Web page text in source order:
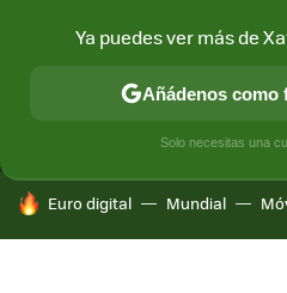
MÓVIL Y
HOY SE HABLA DE
Euro digital Mundial
Ya puedes ver más de
Añádenos como
Solo necesitas una